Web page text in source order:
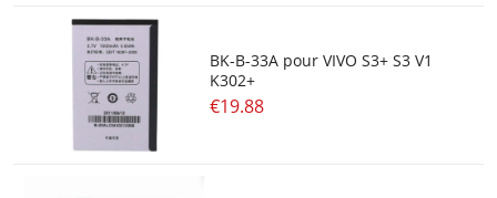
BK-B-33A pour VIVO S3+ S3 V1
K302+
€19.88